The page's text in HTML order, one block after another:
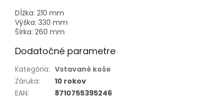
Dĺžka: 210 mm
Výška: 330 mm
Šírka: 260 mm
Dodatočné parametre
Kategória: Vstavané koše
Záruka:
10 rokov
EAN: 8710755395246